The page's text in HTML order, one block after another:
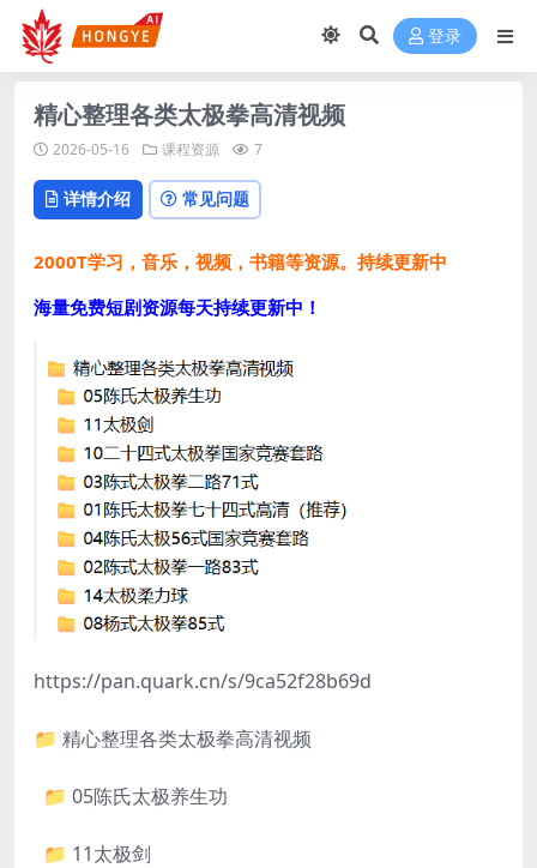
登录
精心整理各类太极拳高清视频
2026-05-16 课程资源 7
详情介绍 常见问题
2000T学习，音乐，视频，书籍等资源。持续更新中
海量免费短剧资源每天持续更新中！
https://pan.quark.cn/s/9ca52f28b69d
📁 精心整理各类太极拳高清视频
📁 05陈氏太极养生功
📁 11太极剑